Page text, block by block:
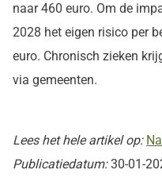
naar 460 euro. Om de
2028 het eigen risico per
euro. Chronisch zieken
via gemeenten.
Lees het hele artikel op:
Publicatiedatum:30-01-